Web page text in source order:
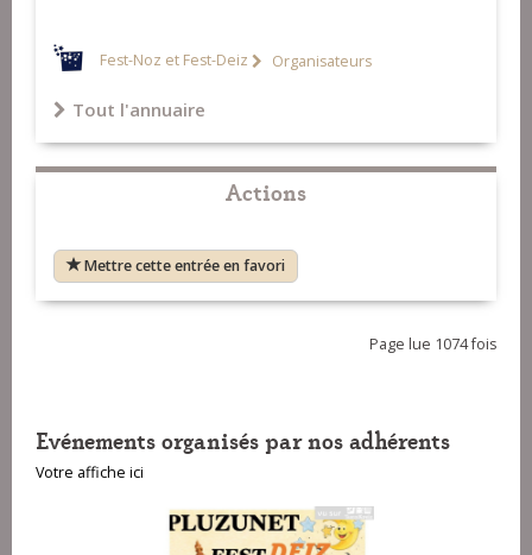
Fest-Noz et Fest-Deiz Organisateurs
Tout l'annuaire
Actions
Mettre cette entrée en favori
Page lue 1074 fois
Evénements organisés par nos adhérents
Votre affiche ici